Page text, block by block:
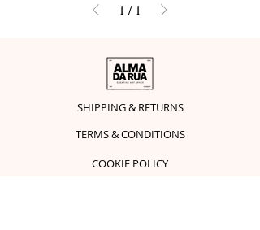
1 / 1
SHIPPING & RETURNS
TERMS & CONDITIONS
COOKIE POLICY